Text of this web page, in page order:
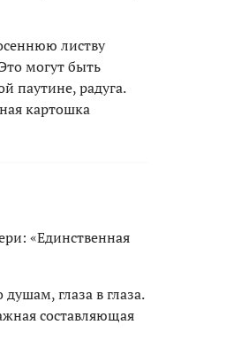
листву
могут быть
паутине, радуга.
картошка
«Единственная
глаза в глаза.
составляющая